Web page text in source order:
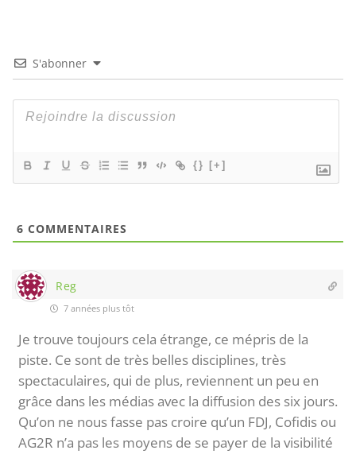
S'abonner
{} [+]
6 COMMENTAIRES
Reg
7 années plus tôt
Je trouve toujours cela étrange, ce mépris de la
piste. Ce sont de très belles disciplines, très
spectaculaires, qui de plus, reviennent un peu en
grâce dans les médias avec la diffusion des six jours.
Qu’on ne nous fasse pas croire qu’un FDJ, Cofidis ou
AG2R n’a pas les moyens de se payer de la visibilité